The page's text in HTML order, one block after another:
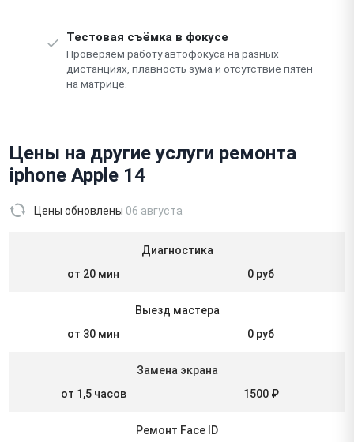
Тестовая съёмка в фокусе
Проверяем работу автофокуса на разных
дистанциях, плавность зума и отсутствие пятен
на матрице.
Цены на другие услуги ремонта
iphone Apple 14
Цены обновлены 06 августа
Диагностика
от 20 мин
0 руб
Выезд мастера
от 30 мин
0 руб
Замена экрана
от 1,5 часов
1500 ₽
Ремонт Face ID